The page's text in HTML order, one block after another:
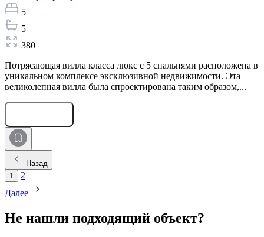
5
5
380
Потрясающая вилла класса люкс с 5 спальнями расположена в
уникальном комплексе эксклюзивной недвижимости. Эта
великолепная вилла была спроектирована таким образом,...
Назад
1
2
Далее
Не нашли подходящий объект?